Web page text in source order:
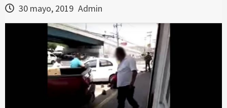
30 mayo, 2019 Admin